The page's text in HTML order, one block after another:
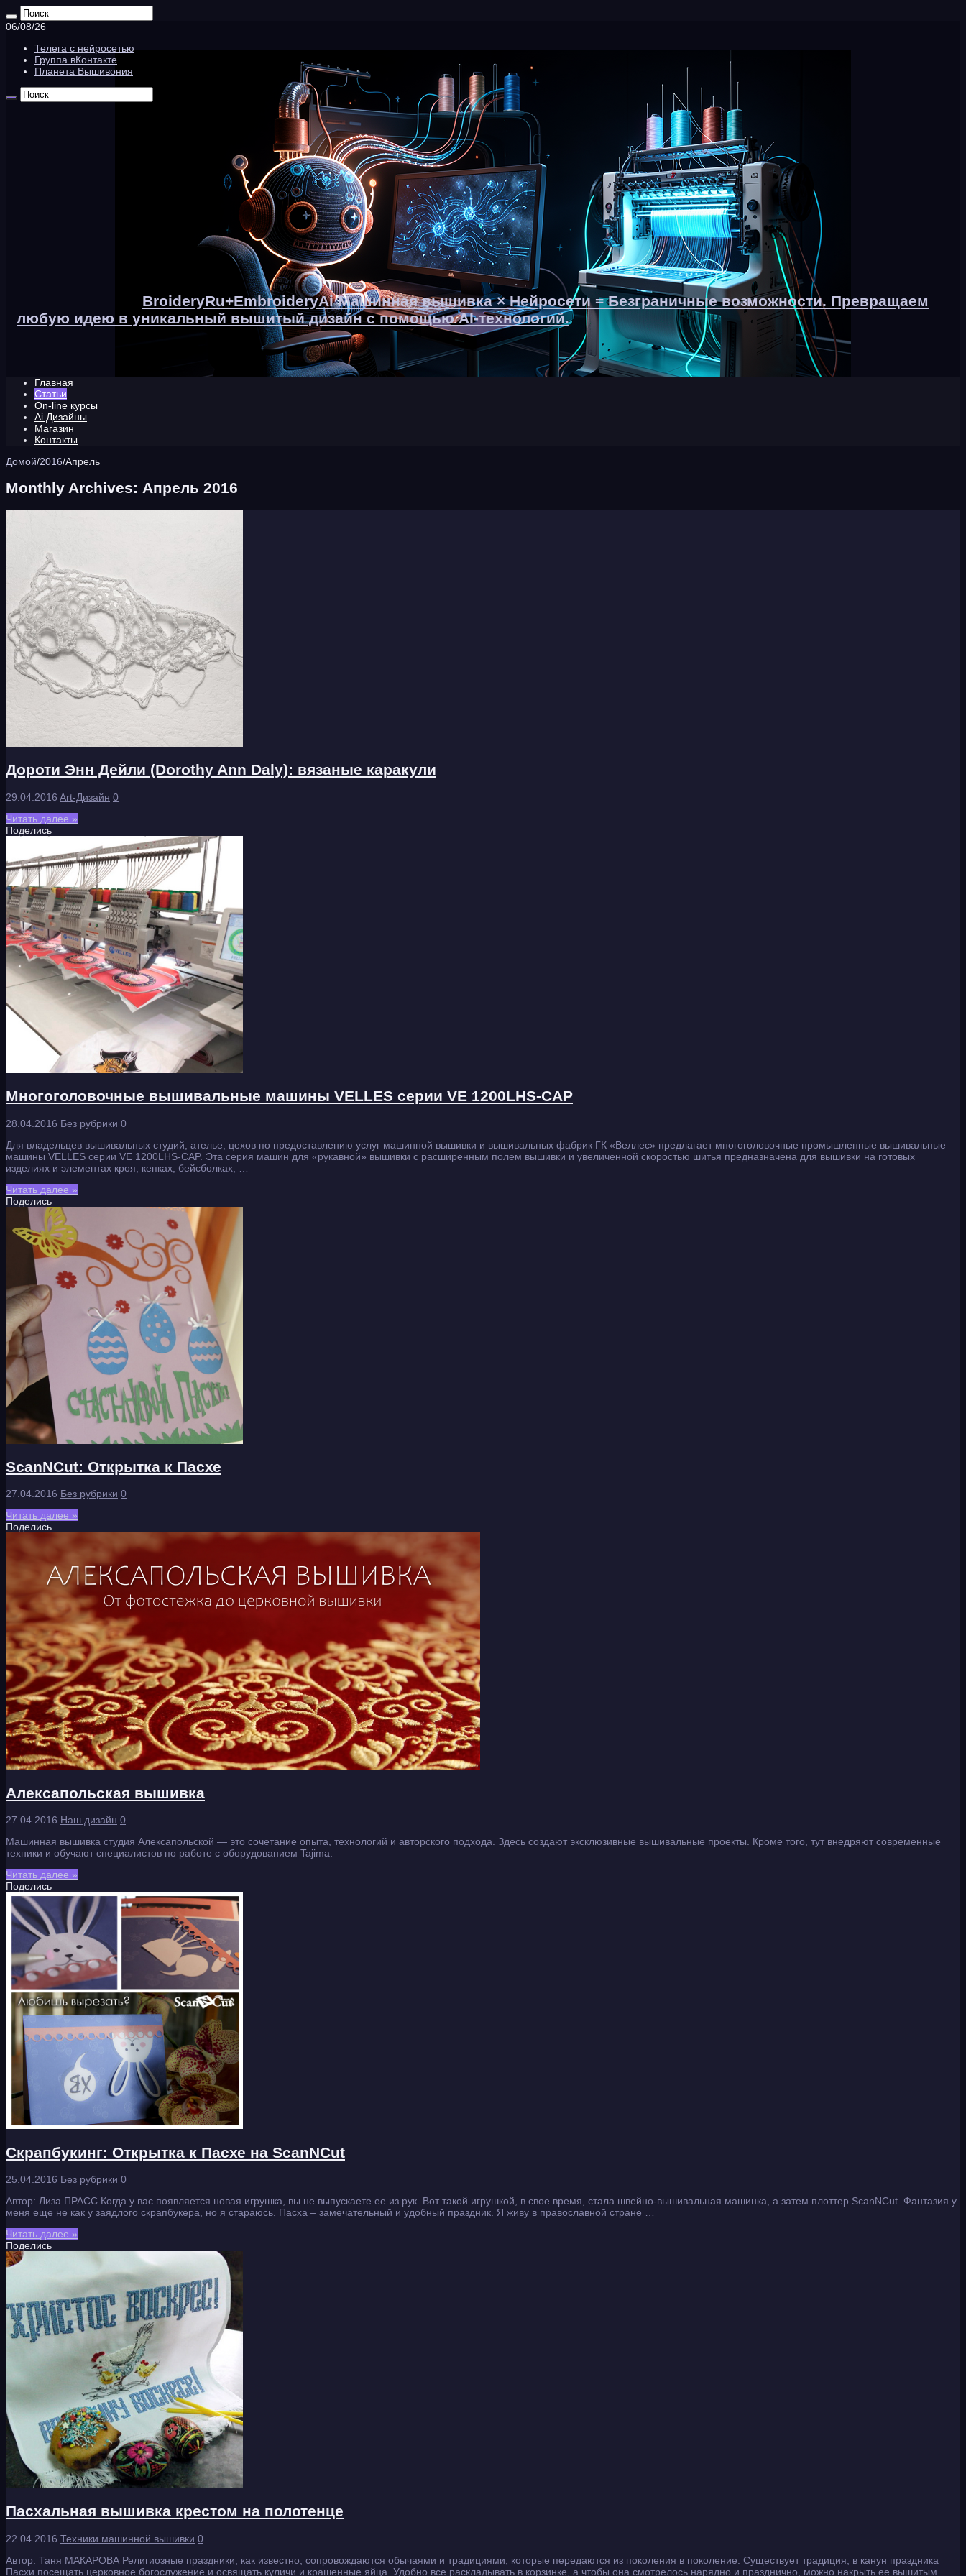
06/08/26
Телега с нейросетью
Группа вКонтакте
Планета Вышивония
BroideryRu+EmbroideryAi Машинная вышивка × Нейросети = Безграничные возможности. Превращаем
любую идею в уникальный вышитый дизайн с помощью AI-технологий.
Главная
Статьи
On-line курсы
Ai Дизайны
Магазин
Контакты
Домой/2016/Апрель
Monthly Archives: Апрель 2016
Дороти Энн Дейли (Dorothy Ann Daly): вязаные каракули
29.04.2016 Art-Дизайн 0
Читать далее »
Поделись
Многоголовочные вышивальные машины VELLES серии VE 1200LHS-CAP
28.04.2016 Без рубрики 0
Для владельцев вышивальных студий, ателье, цехов по предоставлению услуг машинной вышивки и вышивальных фабрик ГК «Веллес» предлагает многоголовочные промышленные вышивальные
машины VELLES серии VE 1200LHS-CAP. Эта серия машин для «рукавной» вышивки с расширенным полем вышивки и увеличенной скоростью шитья предназначена для вышивки на готовых
изделиях и элементах кроя, кепках, бейсболках, …
Читать далее »
Поделись
ScanNCut: Открытка к Пасхе
27.04.2016 Без рубрики 0
Читать далее »
Поделись
Алексапольская вышивка
27.04.2016 Наш дизайн 0
Машинная вышивка студия Алексапольской — это сочетание опыта, технологий и авторского подхода. Здесь создают эксклюзивные вышивальные проекты. Кроме того, тут внедряют современные
техники и обучают специалистов по работе с оборудованием Tajima.
Читать далее »
Поделись
Скрапбукинг: Открытка к Пасхе на ScanNCut
25.04.2016 Без рубрики 0
Автор: Лиза ПРАСС Когда у вас появляется новая игрушка, вы не выпускаете ее из рук. Вот такой игрушкой, в свое время, стала швейно-вышивальная машинка, а затем плоттер ScanNCut. Фантазия у
меня еще не как у заядлого скрапбукера, но я стараюсь. Пасха – замечательный и удобный праздник. Я живу в православной стране …
Читать далее »
Поделись
Пасхальная вышивка крестом на полотенце
22.04.2016 Техники машинной вышивки 0
Автор: Таня МАКАРОВА Религиозные праздники, как известно, сопровождаются обычаями и традициями, которые передаются из поколения в поколение. Существует традиция, в канун праздника
Пасхи посещать церковное богослужение и освящать куличи и крашенные яйца. Удобно все раскладывать в корзинке, а чтобы она смотрелось нарядно и празднично, можно накрыть ее вышитым